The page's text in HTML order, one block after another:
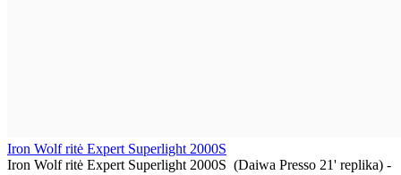
Iron Wolf ritė Expert Superlight 2000S
Iron Wolf ritė Expert Superlight 2000S (Daiwa Presso 21' replika) -